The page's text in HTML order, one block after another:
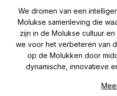
We dromen van een
Molukse samenleving die
zijn in de Molukse cultuur
we voor het verbeteren van
op de Molukken door
dynamische, innovatieve